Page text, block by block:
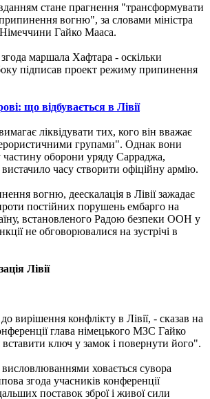
стане прагнення "трансформувати
вогню", за словами міністра
Гайко Мааса.
маршала Хафтара - оскільки
підписав проект режиму припинення
що відбувається в Лівії
ліквідувати тих, кого він вважає
групами". Однак вони
частину оборони уряду Сарраджа,
часу створити офіційну армію.
вогню, деескалація в Лівії зажадає
постійних порушень ембарго на
встановленого Радою безпеки ООН у
не обговорювалися на зустрічі в
Лівії
вирішення конфлікту в Лівії, - сказав на
глава німецького МЗС Гайко
ключ у замок і повернути його".
ховається сувора
згода учасників конференції
поставок зброї і живої сили